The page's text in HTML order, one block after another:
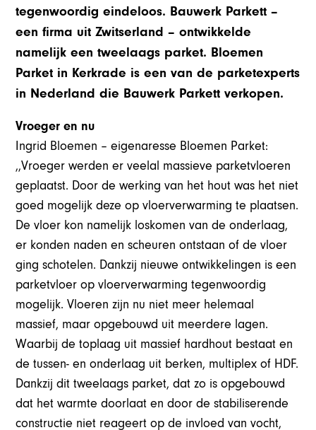
tegenwoordig eindeloos. Bauwerk Parkett –
een firma uit Zwitserland – ontwikkelde
namelijk een tweelaags parket. Bloemen
Parket in Kerkrade is een van de parketexperts
in Nederland die Bauwerk Parkett verkopen.
Vroeger en nu
Ingrid Bloemen – eigenaresse Bloemen Parket:
,,Vroeger werden er veelal massieve parketvloeren
geplaatst. Door de werking van het hout was het niet
goed mogelijk deze op vloerverwarming te plaatsen.
De vloer kon namelijk loskomen van de onderlaag,
er konden naden en scheuren ontstaan of de vloer
ging schotelen. Dankzij nieuwe ontwikkelingen is een
parketvloer op vloerverwarming tegenwoordig
mogelijk. Vloeren zijn nu niet meer helemaal
massief, maar opgebouwd uit meerdere lagen.
Waarbij de toplaag uit massief hardhout bestaat en
de tussen- en onderlaag uit berken, multiplex of HDF.
Dankzij dit tweelaags parket, dat zo is opgebouwd
dat het warmte doorlaat en door de stabiliserende
constructie niet reageert op de invloed van vocht,